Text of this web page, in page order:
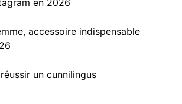
en 2026
accessoire indispensable
un cunnilingus